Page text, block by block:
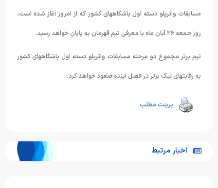
مسابقات واترپلو دسته اول باشگاههای کشور که از امروز آغاز شده است،
روز جمعه ٢۶ آبان ماه با معرفی تیم قهرمان به پایان خواهد رسید.
تیم برتر مجموع دو مرحله مسابقات واترپلو دسته اول باشگاههای کشور
به رقابتهای لیگ برتر در فصل آینده صعود خواهد کرد.
پرینت مطلب
اخبار مرتبط